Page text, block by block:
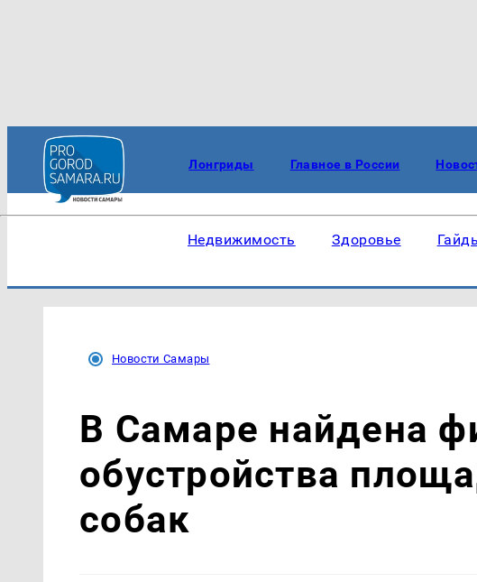
Лонгриды Главное в России
Недвижимость Здоровье
Новости Самары
В Самаре найдена
обустройства
собак